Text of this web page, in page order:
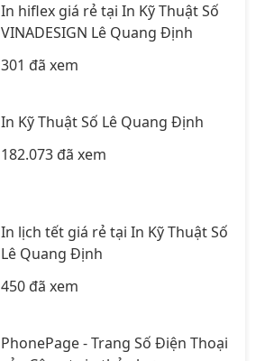
In hiflex giá rẻ tại In Kỹ Thuật Số
VINADESIGN Lê Quang Định
301 đã xem
In Kỹ Thuật Số Lê Quang Định
182.073 đã xem
In lịch tết giá rẻ tại In Kỹ Thuật Số
Lê Quang Định
450 đã xem
PhonePage - Trang Số Điện Thoại